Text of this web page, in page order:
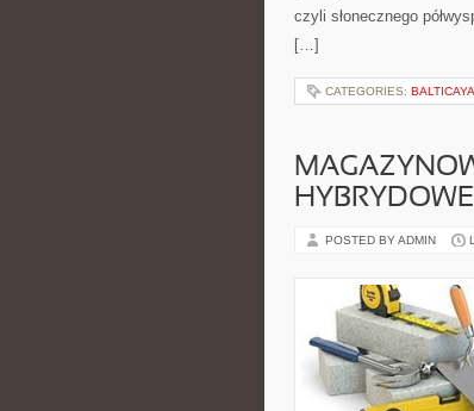
czyli słonecznego
[…]
CATEGORIES:
HYBRYDOWE
POSTED BY ADMIN